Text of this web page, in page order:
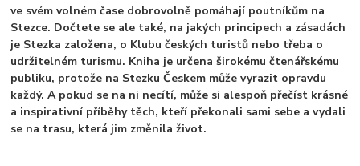
ve svém volném čase dobrovolně pomáhají poutníkům na
Stezce. Dočtete se ale také, na jakých principech a zásadách
je Stezka založena, o Klubu českých turistů nebo třeba o
udržitelném turismu. Kniha je určena širokému čtenářskému
publiku, protože na Stezku Českem může vyrazit opravdu
každý. A pokud se na ni necítí, může si alespoň přečíst krásné
a inspirativní příběhy těch, kteří překonali sami sebe a vydali
se na trasu, která jim změnila život.